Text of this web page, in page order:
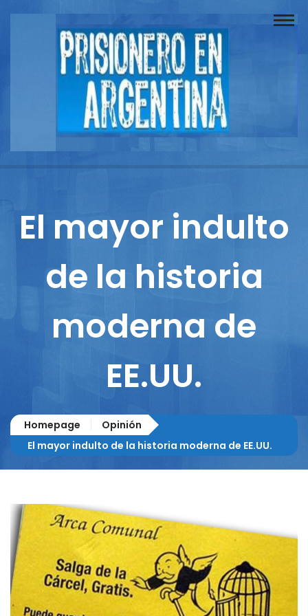
Buscador
Documentos
Reportajes
Columnistas
El mayor indulto
de la historia
moderna de
EE.UU.
Homepage
Opinión
El mayor indulto de la historia moderna de EE.UU.